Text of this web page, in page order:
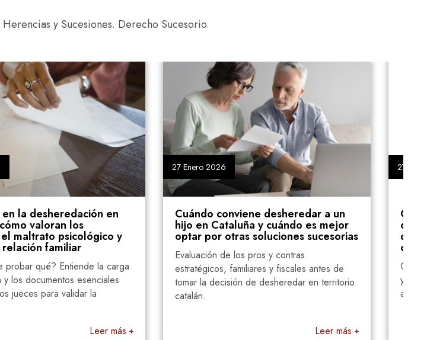
y Sucesiones. Derecho Sucesorio.
27 Enero 2026
Cuándo conviene desheredar a un
hijo en Cataluña y cuándo es mejor
optar por otras soluciones sucesorias
Evaluación de los pros y contras
estratégicos, familiares y fiscales antes de
tomar la decisión de desheredar en territorio
catalán.
27 Enero 2026
Cómo redactar una cláusula de
desheredación en Cataluña a
de impugnaciones: técnica jurídica y
Consejos técnicos para blindar tu
y asegurar que tu voluntad prevalezca